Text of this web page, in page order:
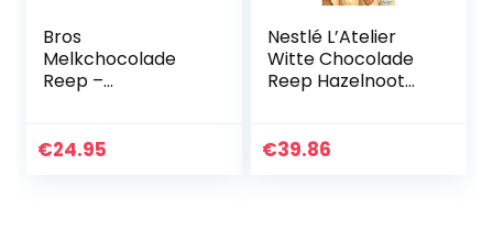
Bros
Melkchocolade
Reep –
chocoladerepen
€24.95
Nestlé L’Atelier
Witte Chocolade
Reep Hazelnoot
g – doos met 10
€39.86